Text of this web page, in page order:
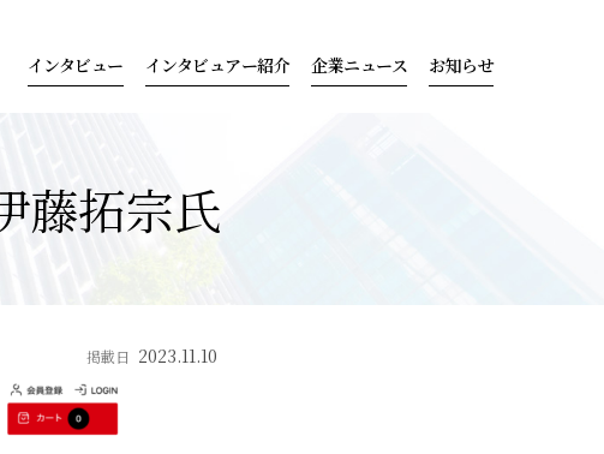
インタビュー インタビュアー紹介 企業ニュース お知らせ
藤拓宗氏
掲載日 2023.11.10